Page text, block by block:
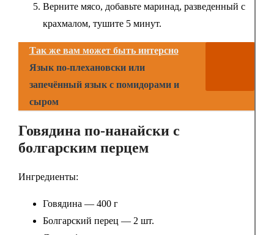
Верните мясо, добавьте маринад, разведенный с
крахмалом, тушите 5 минут.
Так же вам может быть интерсно
Язык по-плехановски или
запечённый язык с помидорами и
сыром
Говядина по-нанайски с
болгарским перцем
Ингредиенты:
Говядина — 400 г
Болгарский перец — 2 шт.